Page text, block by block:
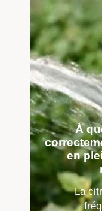
À
en
La